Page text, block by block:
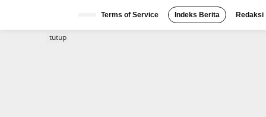
Terms of Service Indeks Berita Redaksi
tutup